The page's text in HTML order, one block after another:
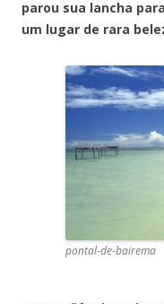
parou sua lancha
um lugar de rara
pontal-de-bairema